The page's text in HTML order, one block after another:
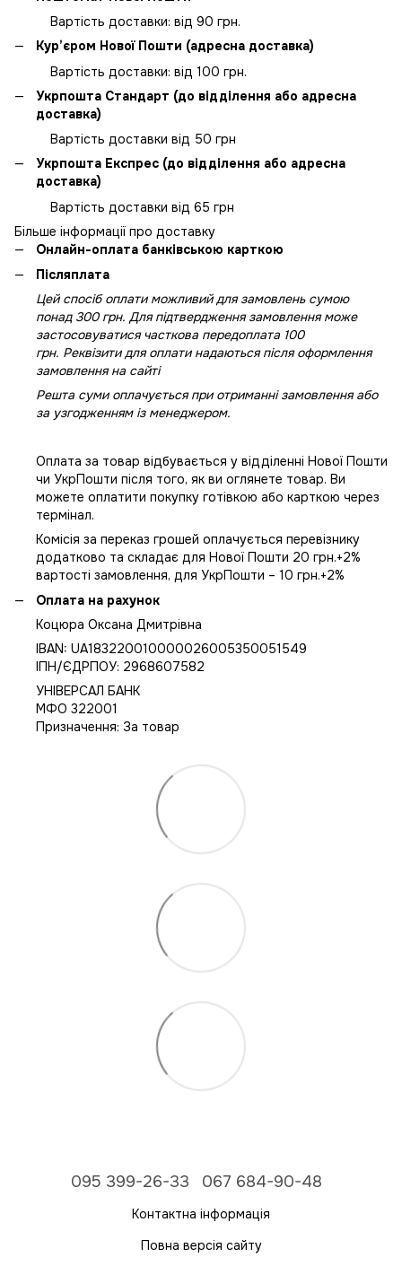
Вартість доставки: від 90 грн.
Кур’єром Нової Пошти (адресна доставка)
Вартість доставки: від 100 грн.
Укрпошта Стандарт (до відділення або адресна
доставка)
Вартість доставки від 50 грн
Укрпошта Експрес (до відділення або адресна
доставка)
Вартість доставки від 65 грн
Більше інформації про доставку
Онлайн-оплата банківською карткою
Післяплата
Цей спосіб оплати можливий для замовлень сумою
понад 300 грн. Для підтвердження замовлення може
застосовуватися часткова передоплата 100
грн. Реквізити для оплати надаються після оформлення
замовлення на сайті
Решта суми оплачується при отриманні замовлення або
за узгодженням із менеджером.
Оплата за товар відбувається у відділенні Нової Пошти
чи УкрПошти після того, як ви оглянете товар. Ви
можете оплатити покупку готівкою або карткою через
термінал.
Комісія за переказ грошей оплачується перевізнику
додатково та складає для Нової Пошти 20 грн.+2%
вартості замовлення, для УкрПошти – 10 грн.+2%
Оплата на рахунок
Коцюра Оксана Дмитрівна
IBAN: UA183220010000026005350051549
IПН/ЄДРПОУ: 2968607582
УНІВЕРСАЛ БАНК
МФО 322001
Призначення: За товар
095 399-26-33 067 684-90-48
Контактна інформація
Повна версія сайту